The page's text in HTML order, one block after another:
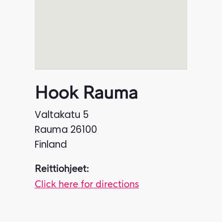
Hook Rauma
Valtakatu 5
Rauma 26100
Finland
Reittiohjeet:
Click here for directions